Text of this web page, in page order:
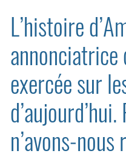
L’histoire
annonciatrice
exercée sur